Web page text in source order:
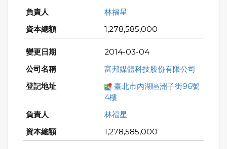
林福星
1,278,585,000
2014-03-04
富邦媒體科技股份有限公司
臺北市內湖區洲子街96號
4樓
林福星
1,278,585,000